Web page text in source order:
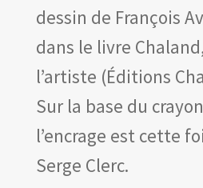
Hors les murs
Les amis d’Yves Chaland
LUDIBD
dessin de François
dans le livre
l’artiste (Éditions
Sur la base du
l’encrage est cette
Serge Clerc.